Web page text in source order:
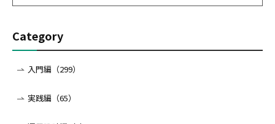
Category
入門編（299）
実践編（65）